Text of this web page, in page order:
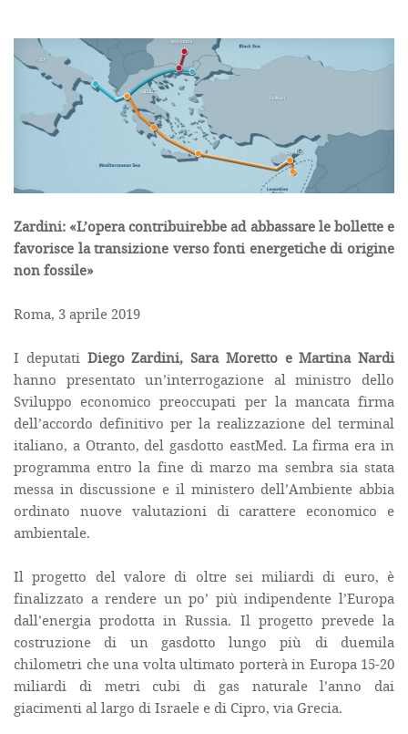
Zardini: «L’opera contribuirebbe ad abbassare le bollette e
favorisce la transizione verso fonti energetiche di origine
non fossile»
Roma, 3 aprile 2019
I deputati Diego Zardini, Sara Moretto e Martina Nardi
hanno presentato un’interrogazione al ministro dello
Sviluppo economico preoccupati per la mancata firma
dell’accordo definitivo per la realizzazione del terminal
italiano, a Otranto, del gasdotto eastMed. La firma era in
programma entro la fine di marzo ma sembra sia stata
messa in discussione e il ministero dell’Ambiente abbia
ordinato nuove valutazioni di carattere economico e
ambientale.
Il progetto del valore di oltre sei miliardi di euro, è
finalizzato a rendere un po’ più indipendente l’Europa
dall’energia prodotta in Russia. Il progetto prevede la
costruzione di un gasdotto lungo più di duemila
chilometri che una volta ultimato porterà in Europa 15-20
miliardi di metri cubi di gas naturale l’anno dai
giacimenti al largo di Israele e di Cipro, via Grecia.